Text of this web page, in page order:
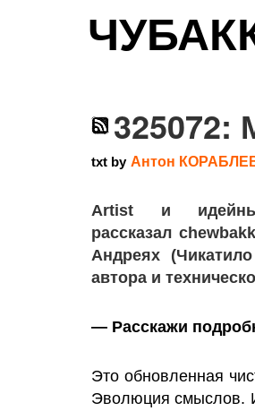
txt by Антон
Artist и
рассказал
Андреях
автора и
— Расскажи
Это обновленная
Эволюция смыслов.